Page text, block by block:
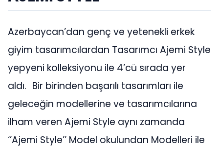
Azerbaycan’dan genç ve yetenekli erkek
giyim tasarımcılardan Tasarımcı Ajemi Style
yepyeni kolleksiyonu ile 4’cü sırada yer
aldı. Bir birinden başarılı tasarımları ile
geleceğin modellerine ve tasarımcılarına
ilham veren Ajemi Style aynı zamanda
‘’Ajemi Style’’ Model okulundan Modelleri ile